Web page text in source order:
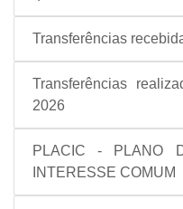
Transferências
Transferências
2026
PLACIC - PLANO
INTERESSE COMUM